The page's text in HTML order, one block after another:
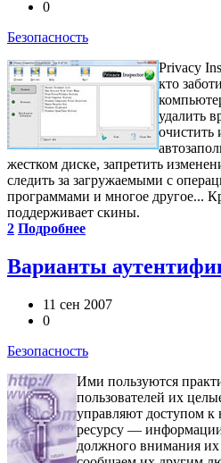
0
Безопасность
Privacy
кто
удалить
очистить
жестком диске, запретить
следить за загружаемыми с
программами и многое другое...
поддерживает скины.
2 Подробнее
Варианты
11 сен 2007
0
Безопасность
Ими пользуются
пользователей их
управляют доступом
ресурсу —
должного внимания